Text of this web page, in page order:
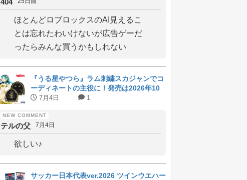
404
ほとんどロブロックスのAI見えるこ
とは忘れたわいけないが広告ゲーだ
ったらみんな買うかもしれない
『うる星やつら』ラム刺繍スカジャンでコ
ーディネートの主役に！発売は2026年10
月上旬
7月4日 1
テルの父 7月4日
欲しい♪
サッカー日本代表ver.2026 ツインウエハー